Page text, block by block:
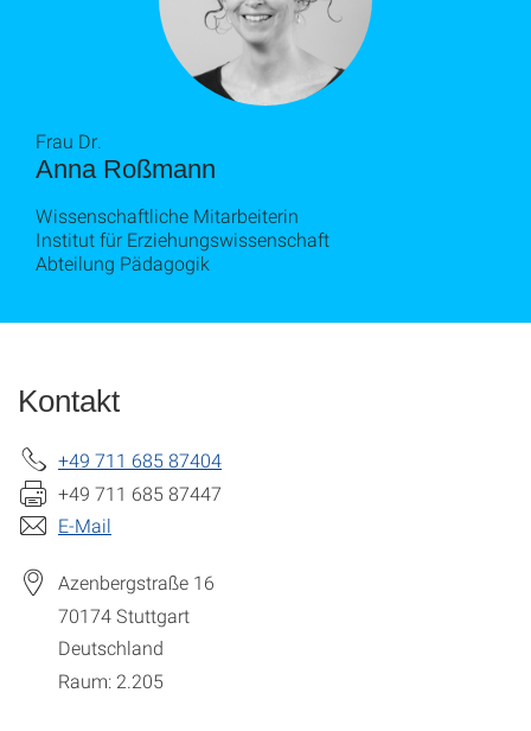
Anna Roßmann
Frau Dr.
Wissenschaftliche Mitarbeiterin
Institut für Erziehungswissenschaft
Abteilung Pädagogik
Kontakt
+49 711 685 87404
+49 711 685 87447
E-Mail
Azenbergstraße 16
70174Stuttgart
Deutschland
Raum: 2.205